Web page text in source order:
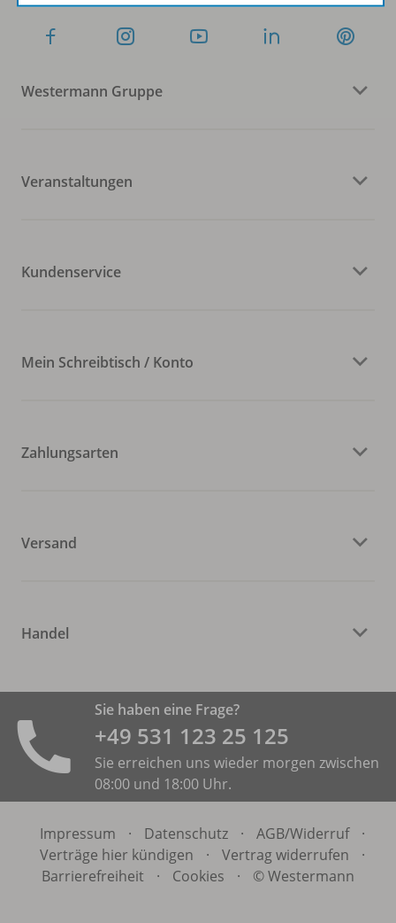
Westermann Gruppe
Veranstaltungen
Kundenservice
Mein Schreibtisch / Konto
Zahlungsarten
Versand
Handel
Sie haben eine Frage?
+49 531 ­123 25 125
Sie erreichen uns wieder morgen zwischen
08:00 und 18:00 Uhr.
Impressum · Datenschutz · AGB/Widerruf
·
Verträge hier kündigen
· Vertrag widerrufen
·
Barrierefreiheit
· Cookies · © Westermann